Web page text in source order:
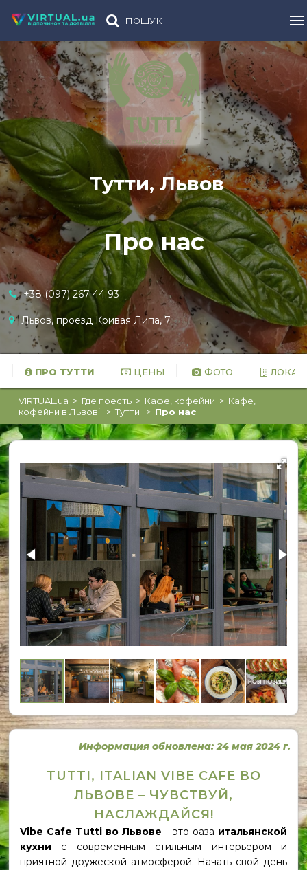
ПОШУК
Тутти, Львов
Про нас
+38 (097) 267 44 93
Львов, проезд Кривая Липа, 7
ПРО ТУТТИ ЦЕНЫ ФОТО
VIRTUAL.ua Где поесть Кафе, кофейни
Кафе,
кофейни в Львові
Тутти Про нас
Информация обновлена: 24 мая 2024 г.
TUTTI, ITALIAN VIBE CAFE ВО
ЛЬВОВЕ – ЧУВСТВУЙ,
НАСЛАЖДАЙСЯ!
Vibe Cafe Tutti во Львове – это оаза итальянской
кухни с современным стильным интерьером и
приятной дружеской атмосферой. Начать свой день
Бари та паби